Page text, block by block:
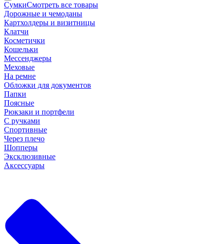
СумкиСмотреть все товары
Дорожные и чемоданы
Картхолдеры и визитницы
Клатчи
Косметички
Кошельки
Мессенджеры
Меховые
На ремне
Обложки для документов
Папки
Поясные
Рюкзаки и портфели
С ручками
Спортивные
Через плечо
Шопперы
Эксклюзивные
Аксессуары